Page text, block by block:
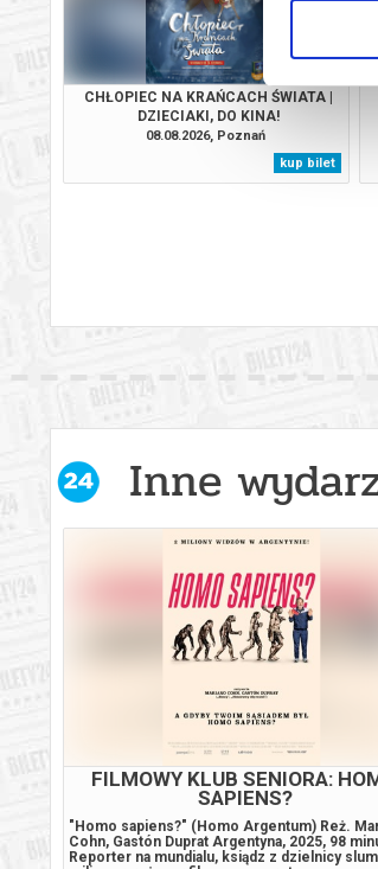
CHŁOPIEC NA KRAŃCACH ŚWIATA |
DZIECIAKI, DO KINA!
08.08.2026, Poznań
kup bilet
Inne
TRZECI CZŁOWIEK | COOL
BRITANNIA
Błyskotliwy, trzymający w napięciu czarny
który od dekad zachwyca atmosferą,
obsadą (Orson Welles!), zjawiskowymi